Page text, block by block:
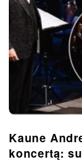
Kaune
koncertą: